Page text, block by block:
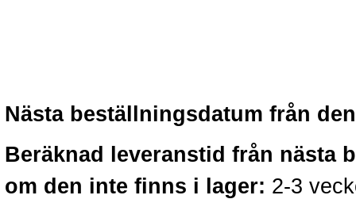
Nästa beställningsdatum från
Beräknad leveranstid från nästa
om den inte finns i lager: 2-3